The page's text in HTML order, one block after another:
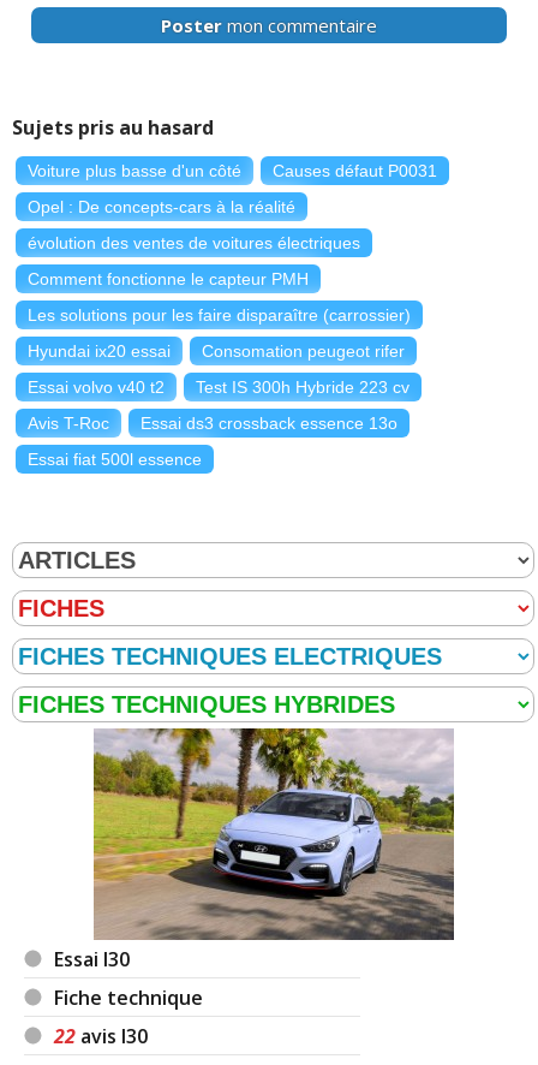
Poster mon commentaire
Sujets pris au hasard
Voiture plus basse d'un côté
Causes défaut P0031
Opel : De concepts-cars à la réalité
évolution des ventes de voitures électriques
Comment fonctionne le capteur PMH
Les solutions pour les faire disparaître (carrossier)
Hyundai ix20 essai
Consomation peugeot rifer
Essai volvo v40 t2
Test IS 300h Hybride 223 cv
Avis T-Roc
Essai ds3 crossback essence 13o
Essai fiat 500l essence
Essai I30
Fiche technique
22 avis I30